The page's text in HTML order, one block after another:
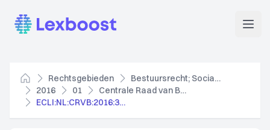
Lexboost
Home
Rechtsgebieden
Bestuursrecht; Socialezekerheidsrecht
2016
01
Centrale Raad van Beroep
ECLI:NL:CRVB:2016:355